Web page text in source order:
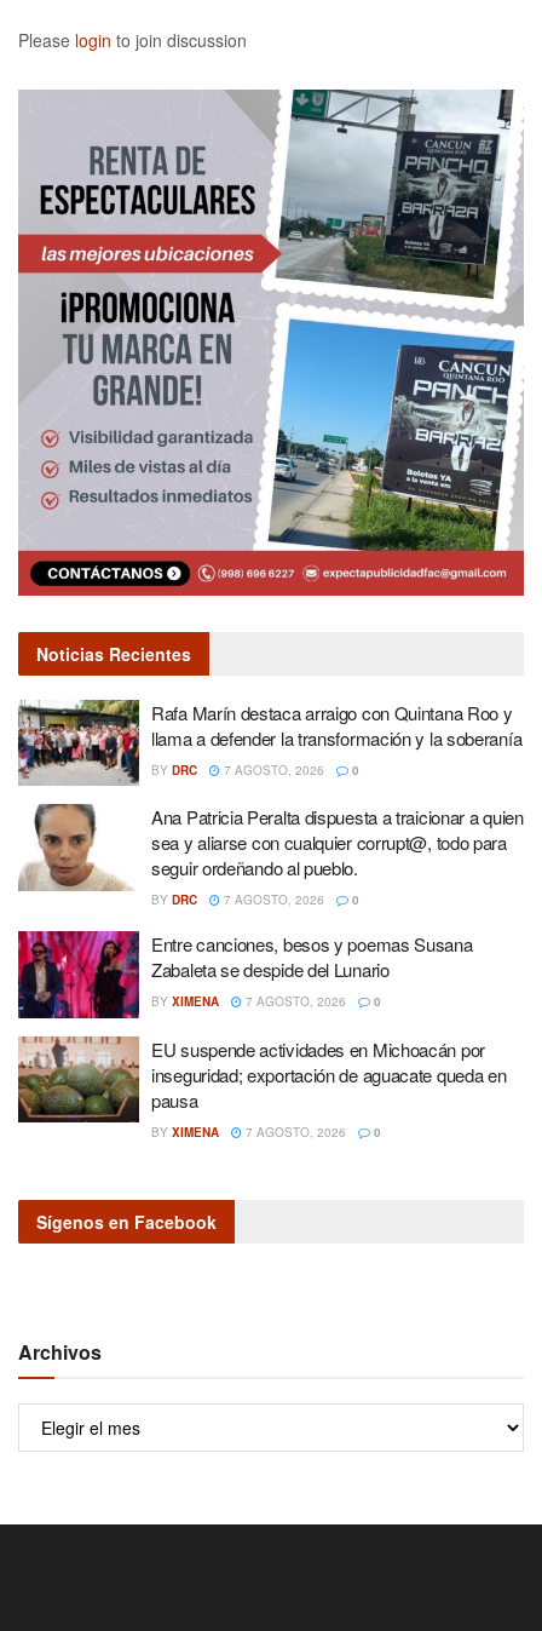
Please login to join discussion
Noticias Recientes
Rafa Marín destaca arraigo con Quintana Roo y
llama a defender la transformación y la soberanía
BY DRC 7 AGOSTO, 2026 0
Ana Patricia Peralta dispuesta a traicionar a quien
sea y aliarse con cualquier corrupt@, todo para
seguir ordeñando al pueblo.
BY DRC 7 AGOSTO, 2026 0
Entre canciones, besos y poemas Susana
Zabaleta se despide del Lunario
BY XIMENA 7 AGOSTO, 2026 0
EU suspende actividades en Michoacán por
inseguridad; exportación de aguacate queda en
pausa
BY XIMENA 7 AGOSTO, 2026 0
Sígenos en Facebook
Archivos